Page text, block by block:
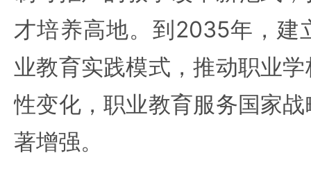
才培养高地。到2035年，建
业教育实践模式，推动职业
性变化，职业教育服务国家
著增强。